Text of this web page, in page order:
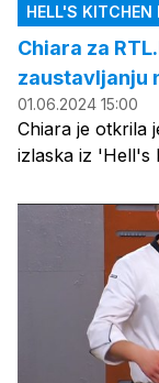
HELL'S KITCHEN
Chiara za
zaustavljanju
01.06.2024 15:00
Chiara je otkrila
izlaska iz 'Hell's